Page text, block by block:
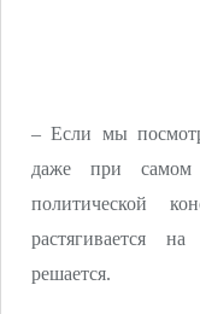
– Если мы
даже при самом
политической
растягивается
решается.